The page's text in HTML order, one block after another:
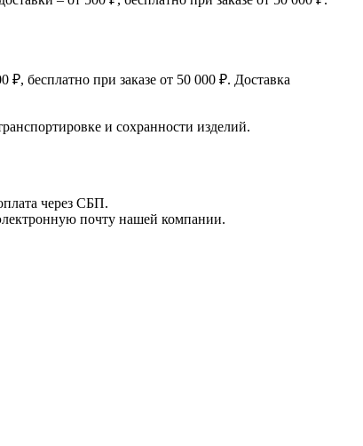
бесплатно при заказе от 50 000 ₽. Доставка
и сохранности изделий.
через СБП.
почту нашей компании.